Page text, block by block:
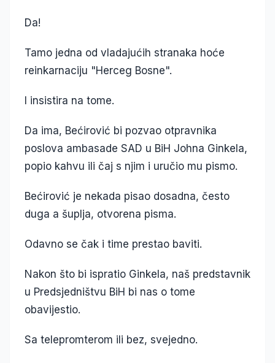
Da!
Tamo jedna od vladajućih stranaka hoće
reinkarnaciju "Herceg Bosne".
I insistira na tome.
Da ima, Bećirović bi pozvao otpravnika
poslova ambasade SAD u BiH Johna Ginkela,
popio kahvu ili čaj s njim i uručio mu pismo.
Bećirović je nekada pisao dosadna, često
duga a šuplja, otvorena pisma.
Odavno se čak i time prestao baviti.
Nakon što bi ispratio Ginkela, naš predstavnik
u Predsjedništvu BiH bi nas o tome
obavijestio.
Sa telepromterom ili bez, svejedno.